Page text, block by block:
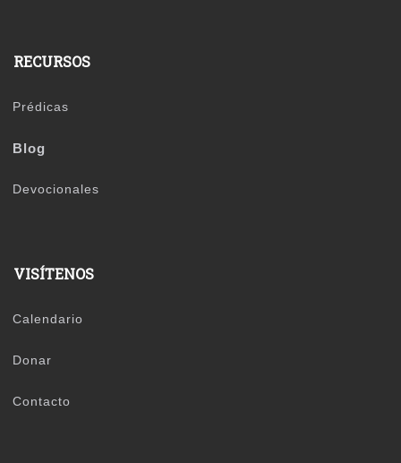
RECURSOS
Prédicas
Blog
Devocionales
VISÍTENOS
Calendario
Donar
Contacto